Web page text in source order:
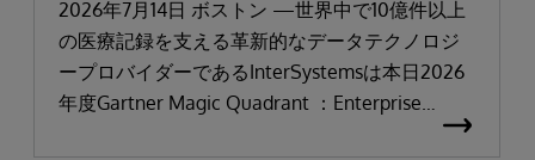
「リーダー」と評価される
2026年7月14日 ボストン —世界中で10億件以上
の医療記録を支える革新的なデータテクノロジ
ープロバイダーであるInterSystemsは本日2026
年度Gartner Magic Quadrant ：Enterprise
Electronic Health Records（医療機関向け電子カ